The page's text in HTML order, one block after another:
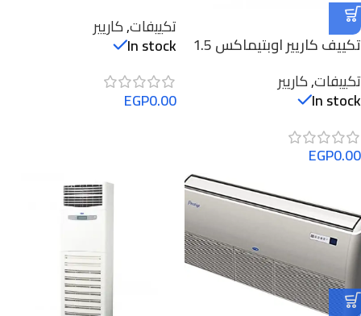
تكييف كاريير اوبتيماكس 1.5
53QHCT12DN-708F
تكييفات,كاريير
In stock
EGP0.00
53QHET36DN-708F
تكييفات,كاريير
In stock
EGP0.00